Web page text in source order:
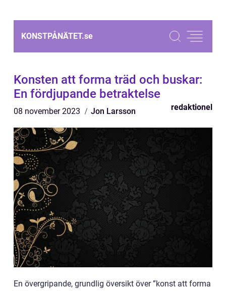
KONSTPÅNÄTET.se
Konsten att forma träd och buskar:
En fördjupande betraktelse
08 november 2023 Jon Larsson redaktionel
En övergripande, grundlig översikt över ”konst att forma